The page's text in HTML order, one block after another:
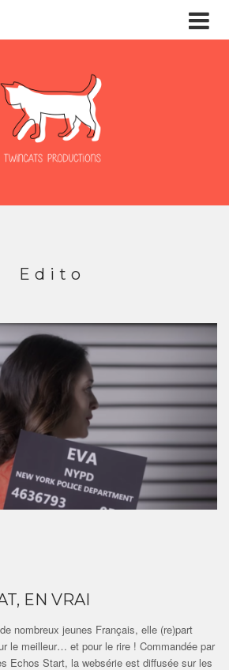
Edito
EN VRAI
nombreux jeunes Français, elle (re)part
le meilleur… et pour le rire ! Commandée par
Echos Start, la websérie est diffusée sur les